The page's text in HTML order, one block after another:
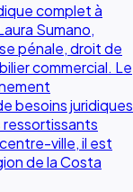
complet à
Sumano,
pénale, droit de
commercial. Le
besoins juridiques
ressortissants
ville, il est
de la Costa